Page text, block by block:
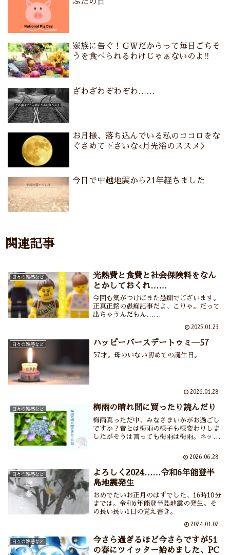
家族に告ぐ！ＧＷだからって毎日ごちそ
うを食べられるわけじゃぁないのよ!!
ざわざわぞわぞわ……
お月様、落ち込んでいる私のココロをな
ぐさめて下さいな<月光浴のススメ＞
今日で中越地震から21年経ちました
関連記事
日々の雑感など
光熱費と食費と社会保険料をなん
とかしておくれ……
今回も気がつけばまた愚痴でございます。
正真正銘の愚痴記事だよ、こりゃ。だって
出ちゃうんだもん……
2025.01.23
日々の雑感など ハッピーバースデートゥミ―57
57才。母のいない初めての誕生日。
2026.01.28
日々の雑感など 梅雨の晴れ間に買ったり読んだり
梅雨真っただ中、みなさまいかがお過ごし
ですか？昔とは梅雨の様子も様変わりしま
したがそうは言っても梅雨は梅雨。ネット
2026.06.28
日々の雑感など
よろしく2024……令和6年能登半
島地震発生
おめでたいお正月のはずでした、16時10分
までは。令和6年能登半島地震の発生。そ
の長い長い1日の覚え書き。
2024.01.02
日々の雑感など
今さら過ぎるほど今さらですが51
の春にツイッター始めました、PC